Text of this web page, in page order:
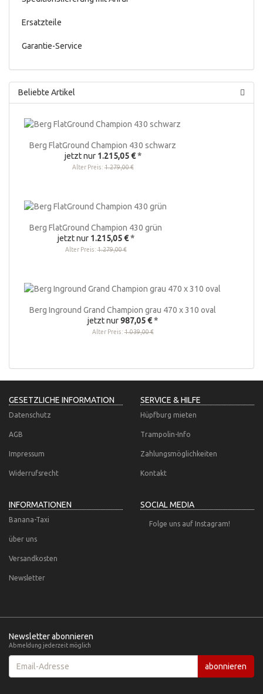
Ersatzteile
Garantie-Service
Beliebte Artikel
Berg FlatGround Champion 430 schwarz
jetzt nur 1.215,05 € *
Alter Preis:1.279,00 €
Berg FlatGround Champion 430 grün
jetzt nur 1.215,05 € *
Alter Preis:1.279,00 €
Berg Inground Grand Champion grau 470 x 310 oval
jetzt nur987,05 €*
Alter Preis:1.039,00 €
GESETZLICHE INFORMATION
Datenschutz
AGB
Impressum
Widerrufsrecht
SERVICE & HILFE
Hüpfburg mieten
Trampolin-Info
Zahlungsmöglichkeiten
Kontakt
INFORMATIONEN
Banana-Taxi
über uns
Versandkosten
Newsletter
SOCIAL MEDIA
Folge uns auf Instagram!
Newsletter abonnieren
Abmeldung jederzeit möglich
Email-
Adresse
abonnieren